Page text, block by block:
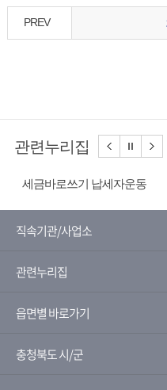
PREV
관련누리집
세금바로쓰기 납세자운동
직속기관/사업소
관련누리집
읍면별 바로가기
충청북도 시/군